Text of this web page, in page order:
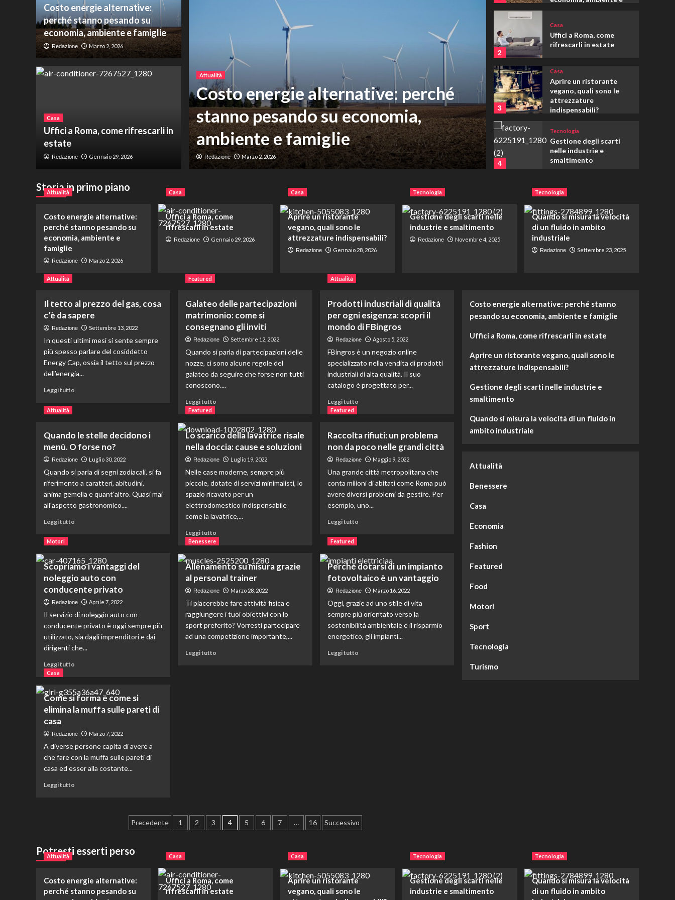
la velocità di un
industriale
Attualità
Costo energie alternative: perché
stanno pesando su economia,
ambiente e famiglie
Redazione Marzo 2, 2026
Casa
Uffici a Roma, come
estate
Redazione Gennaio 29, 2026
Costo energie alternative:
perché stanno pesando su
economia, ambiente e famiglie
Redazione Marzo 2, 2026
Casa
Uffici a Roma, come rifrescarli in
estate
Redazione Gennaio 29, 2026
2
Casa
Uffici a Roma, come
rifrescarli in estate
3
Casa
Aprire un ristorante
vegano, quali sono le
attrezzature
indispensabili?
4
Tecnologia
Gestione degli scarti
nelle industrie e
smaltimento
5
Quando si misura la
ambito industriale
Attualità
Costo energie
Casa
Uffici a Roma, come
rifrescarli in estate
3
Aprire un ristorante
vegano, quali sono le
indispensabili?
Gestione degli scarti
Storia in primo piano
Attualità
Costo energie alternative:
perché stanno pesando su
economia, ambiente e
famiglie
Redazione Marzo 2, 2026
Casa
Uffici a Roma, come
rifrescarli in estate
Redazione Gennaio 29, 2026
Casa
Aprire un ristorante
vegano, quali sono le
attrezzature indispensabili?
Redazione Gennaio 28, 2026
Tecnologia
Gestione degli scarti nelle
industrie e smaltimento
Redazione Novembre 4, 2025
Tecnologia
Quando si misura la velocità
di un fluido in ambito
industriale
Redazione Settembre 23, 2025
Attualità
Il tetto al prezzo del gas, cosa
c’è da sapere
Redazione Settembre 13, 2022
In questi ultimi mesi si sente sempre
più spesso parlare del cosiddetto
Energy Cap, ossia il tetto sul prezzo
dell’energia...
Leggi tutto
tetto
al
prezzo
gas,
cosa
c’è
da
Featured
Galateo delle partecipazioni
matrimonio: come si
consegnano gli inviti
Redazione Settembre 12, 2022
Quando si parla di partecipazioni delle
nozze, ci sono alcune regole del
galateo da seguire che forse non tutti
conoscono....
Leggi tutto
su
Galateo
delle
partecipazioni
come
si
consegnano
gli
inviti
Attualità
Prodotti industriali di qualità
per ogni esigenza: scopri il
mondo di FBingros
Redazione Agosto 5, 2022
FBingros è un negozio online
specializzato nella vendita di prodotti
industriali di alta qualità. Il suo
catalogo è progettato per...
Leggi tuttoLeggi
Prodotti
industriali
di
per
ogni
esigenza:
scopri
mondo
Attualità
Quando le stelle decidono i
menù. O forse no?
Redazione Luglio 30, 2022
Quando si parla di segni zodiacali, si fa
riferimento a caratteri, abitudini,
anima gemella e quant'altro. Quasi mai
all'aspetto gastronomico....
Leggi tutto
Quando
le
stelle
decidono
menù.
O
forse
no?
Featured
Lo scarico della lavatrice risale
nella doccia: cause e soluzioni
Redazione Luglio 19, 2022
Nelle case moderne, sempre più
piccole, dotate di servizi minimalisti, lo
spazio ricavato per un
elettrodomestico indispensabile
come la lavatrice,...
Leggi tutto
su
Lo
scarico
della
risale
nella
doccia:
cause
Featured
Raccolta rifiuti: un problema
non da poco nelle grandi città
Redazione Maggio 9, 2022
Una grande città metropolitana che
conta milioni di abitati come Roma può
avere diversi problemi da gestire. Per
esempio, uno...
Leggi tuttoLeggi
Raccolta
rifiuti:
un
problema
da
poco
nelle
grandi
Motori
Scopriamo i vantaggi del
noleggio auto con
conducente privato
Redazione Aprile 7, 2022
Il servizio di noleggio auto con
conducente privato è oggi sempre più
utilizzato, sia dagli imprenditori e dai
dirigenti che...
Leggi tutto
su
Scopriamo
i
del
auto
con
conducente
Benessere
Allenamento su misura grazie
al personal trainer
Redazione Marzo 28, 2022
Ti piacerebbe fare attività fisica e
raggiungere i tuoi obiettivi con lo
sport preferito? Vorresti partecipare
ad una competizione importante,...
Leggi tutto
Featured
Perché dotarsi di un impianto
fotovoltaico è un vantaggio
Redazione Marzo 16, 2022
Oggi, grazie ad uno stile di vita
sempre più orientato verso la
sostenibilità ambientale e il risparmio
energetico, gli impianti...
Leggi tuttoLeggi
Casa
Come si forma e come si
elimina la muffa sulle pareti di
casa
Redazione Marzo 7, 2022
A diverse persone capita di avere a
che fare con la muffa sulle pareti di
casa ed esser alla costante...
Leggi tutto
e
elimina
la
Paginazione
articoli
Precedente 1 2 3 4 5 6 7 … 16 Successivo
Costo energie alternative: perché stanno
pesando su economia, ambiente e famiglie
Uffici a Roma, come rifrescarli in estate
Aprire un ristorante vegano, quali sono le
attrezzature indispensabili?
Gestione degli scarti nelle industrie e
smaltimento
Quando si misura la velocità di un fluido in
ambito industriale
Attualità
Benessere
Casa
Economia
Fashion
Featured
Food
Motori
Sport
Tecnologia
Turismo
Potresti esserti perso
Attualità
Costo energie alternative:
perché stanno pesando su
Casa
Uffici a Roma, come
rifrescarli in estate
Casa
Aprire un ristorante
vegano, quali sono le
Tecnologia
Gestione degli scarti nelle
industrie e smaltimento
Tecnologia
Quando si misura la velocità
di un fluido in ambito